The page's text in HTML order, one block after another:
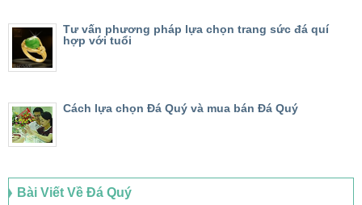
Tư vấn phương pháp lựa chọn trang sức đá quí
hợp với tuổi
Cách lựa chọn Đá Quý và mua bán Đá Quý
Bài Viết Về Đá Quý